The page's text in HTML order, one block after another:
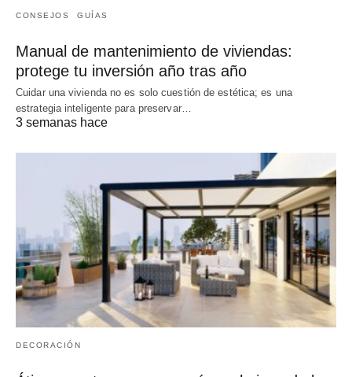
CONSEJOS GUÍAS
Manual de mantenimiento de viviendas:
protege tu inversión año tras año
Cuidar una vivienda no es solo cuestión de estética; es una
estrategia inteligente para preservar…
3 semanas hace
DECORACIÓN